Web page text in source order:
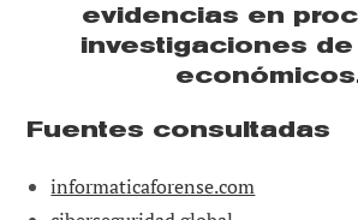
evidencias en
investigaciones
Fuentes consultadas
informaticaforense.com